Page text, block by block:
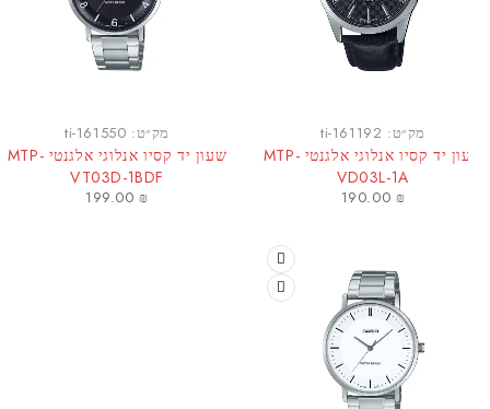
מק״ט:ti-161192
שעון יד קסיו אנלוגי אלגנטי MTP-
VD03L-1A
190.00
מק״ט:ti-161550
שעון יד קסיו אנלוגי אלגנטי MTP-
VT03D-1BDF
199.00